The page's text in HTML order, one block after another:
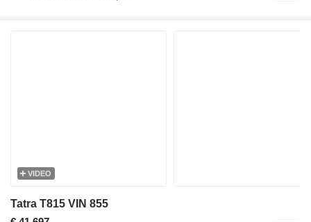
VIDEO
Tatra T815 VIN 855